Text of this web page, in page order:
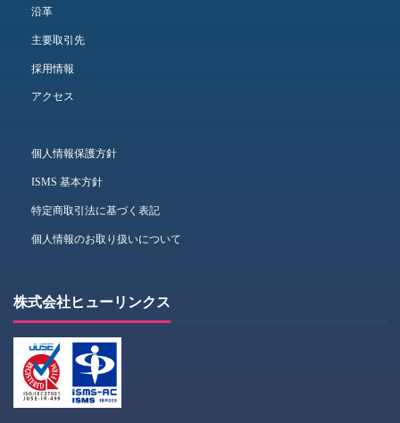
沿革
主要取引先
採用情報
アクセス
個人情報保護方針
ISMS 基本方針
特定商取引法に基づく表記
個人情報のお取り扱いについて
株式会社ヒューリンクス